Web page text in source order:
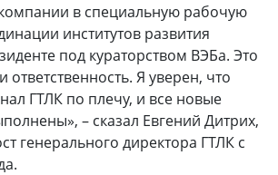
в специальную рабочую
институтов развития
под кураторством ВЭБа. Это
ответственность. Я уверен, что
ГТЛК по плечу, и все новые
– сказал Евгений Дитрих,
генерального директора ГТЛК с